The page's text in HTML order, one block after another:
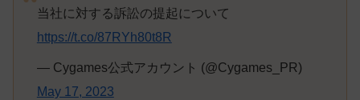
当社に対する訴訟の提起について
https://t.co/87RYh80t8R
— Cygames公式アカウント (@Cygames_PR)
May 17, 2023